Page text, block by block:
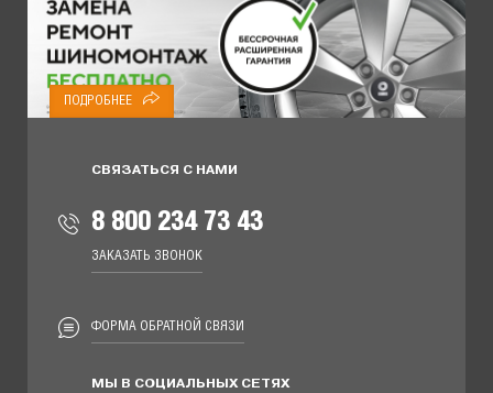
ПОДРОБНЕЕ
СВЯЗАТЬСЯ С НАМИ
8 800 234 73 43
ЗАКАЗАТЬ ЗВОНОК
ФОРМА ОБРАТНОЙ СВЯЗИ
МЫ В СОЦИАЛЬНЫХ СЕТЯХ